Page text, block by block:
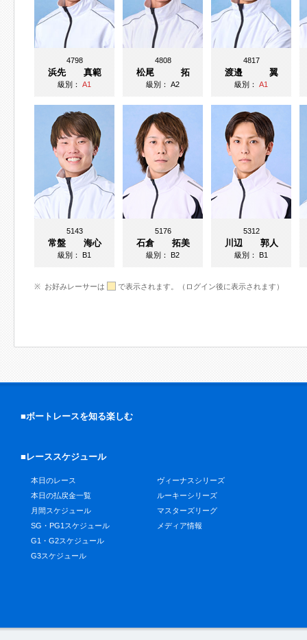
4798
浜先 真範
級別：A1
4808
松尾 拓
級別：A2
4817
渡邉 翼
級別：A1
5143
常盤 海心
級別：B1
5176
石倉 拓美
級別：B2
5312
川辺 郭人
級別：B1
お好みレーサーは で表示されます。（ログイン後に表示されます）
■ボートレースを知る楽しむ
■レーススケジュール
本日のレース
本日の払戻金一覧
月間スケジュール
SG・PG1スケジュール
G1・G2スケジュール
G3スケジュール
ヴィーナスシリーズ
ルーキーシリーズ
マスターズリーグ
メディア情報